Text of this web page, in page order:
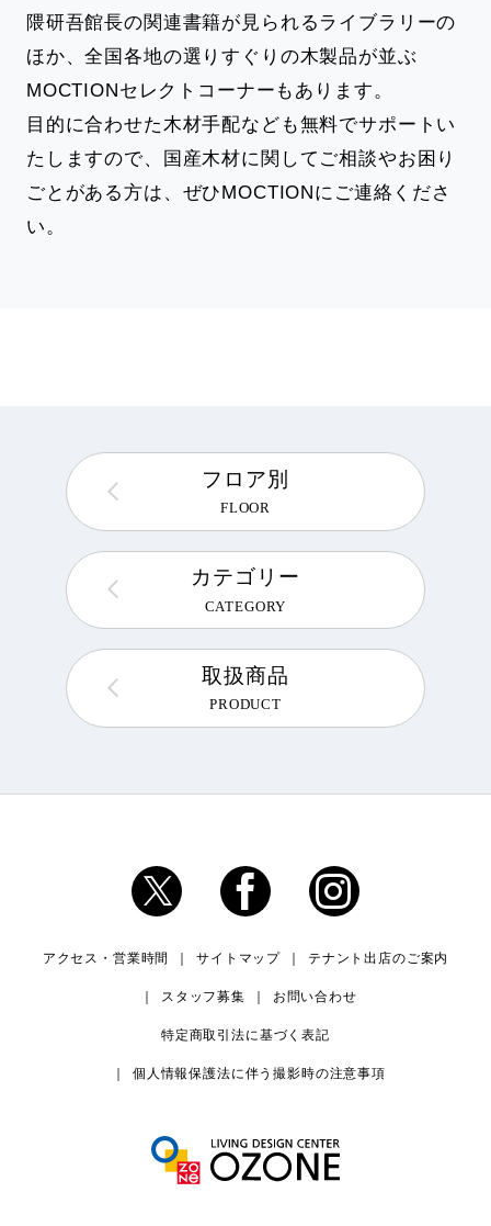
隈研吾館長の関連書籍が見られるライブラリーの
ほか、全国各地の選りすぐりの木製品が並ぶ
MOCTIONセレクトコーナーもあります。
目的に合わせた木材手配なども無料でサポートい
たしますので、国産木材に関してご相談やお困り
ごとがある方は、ぜひMOCTIONにご連絡くださ
い。
フロア別
FLOOR
カテゴリー
CATEGORY
取扱商品
PRODUCT
アクセス・営業時間 サイトマップ テナント出店のご案内
スタッフ募集 お問い合わせ
特定商取引法に基づく表記
個人情報保護法に伴う撮影時の注意事項